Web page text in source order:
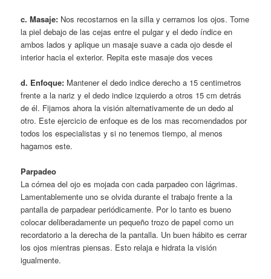
c. Masaje: Nos recostarnos en la silla y cerramos los ojos. Tome
la piel debajo de las cejas entre el pulgar y el dedo índice en
ambos lados y aplique un masaje suave a cada ojo desde el
interior hacia el exterior. Repita este masaje dos veces
d. Enfoque: Mantener el dedo indice derecho a 15 centimetros
frente a la nariz y el dedo indice izquierdo a otros 15 cm detrás
de él. Fijamos ahora la visión alternativamente de un dedo al
otro. Este ejercicio de enfoque es de los mas recomendados por
todos los especialistas y si no tenemos tiempo, al menos
hagamos este.
Parpadeo
La córnea del ojo es mojada con cada parpadeo con lágrimas.
Lamentablemente uno se olvida durante el trabajo frente a la
pantalla de parpadear periódicamente. Por lo tanto es bueno
colocar deliberadamente un pequeño trozo de papel como un
recordatorio a la derecha de la pantalla. Un buen hábito es cerrar
los ojos mientras piensas. Esto relaja e hidrata la visión
igualmente.